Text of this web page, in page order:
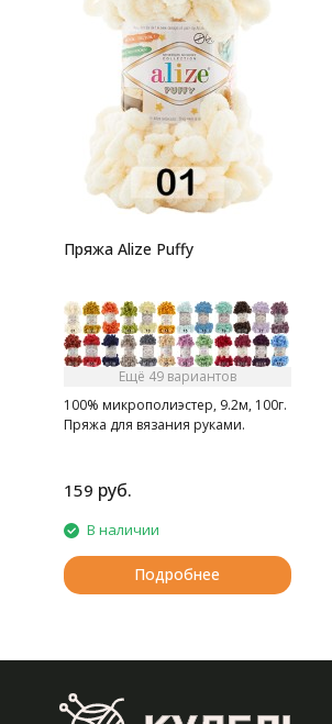
Пряжа Alize Puffy
Ещё 49 вариантов
100% микрополиэстер, 9.2м, 100г.
Пряжа для вязания руками.
159 руб.
В наличии
Подробнее